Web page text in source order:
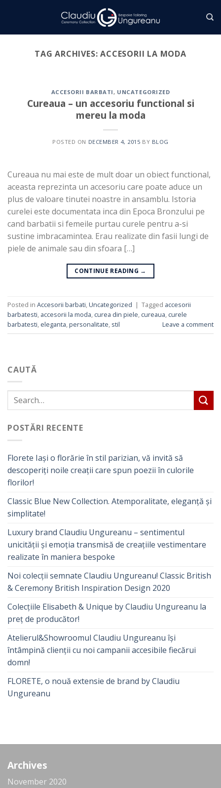
TAG ARCHIVES:ACCESORII LA MODA
CAUTĂ
POSTĂRI RECENTE
Florete Iași o florărie în stil parizian, vă invită să
descoperiți noile creații care spun poezii în culorile
florilor!
Classic Blue New Collection. Atemporalitate, eleganță și
simplitate!
Luxury brand Claudiu Ungureanu – sentimentul
unicității și emoția transmisă de creațiile vestimentare
realizate în maniera bespoke
Noi colecții semnate Claudiu Ungureanu! Classic British
& Ceremony British Inspiration Design 2020
Colecțiile Elisabeth & Unique by Claudiu Ungureanu la
preț de producător!
Atelierul&Showroomul Claudiu Ungureanu își
întâmpină clienții cu noi campanii accesibile fiecărui
domn!
FLORETE, o nouă extensie de brand by Claudiu
Ungureanu
ACCESORII BARBATI, UNCATEGORIZED
Cureaua – un accesoriu functional si
mereu la moda
POSTED ON DECEMBER 4, 2015 BY BLOG
Cureaua nu mai este de mult doar un obiect functional,
aceasta reprezinta un accesoriu care poate aduce un
plus de valoare tinutei noastre in ansamblu. Istoria
curelei este documentata inca din Epoca Bronzului pe
cand barbatii si femeile purtau curele pentru a-si
sustine imbracamintea. Erau realizate din fasii lungi de
piele de animale sau din sfoara […]
CONTINUE READING →
Posted in Accesorii barbati,Uncategorized | Tagged accesorii
barbatesti, accesorii la moda, curea din piele, cureaua, curele
barbatesti, eleganta,personalitate, stil Leave a comment
Archives
November 2020